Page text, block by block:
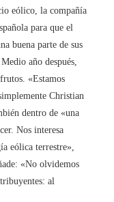
eólico, la compañía
para que el
buena parte de sus
año después,
«Estamos
Christian
dentro de «una
Nos interesa
eólica terrestre»,
«No olvidemos
al